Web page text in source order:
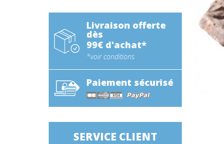
Livraison offerte
dès
99€ d'achat*
*voir conditions
Paiement sécurisé
SERVICE CLIENT